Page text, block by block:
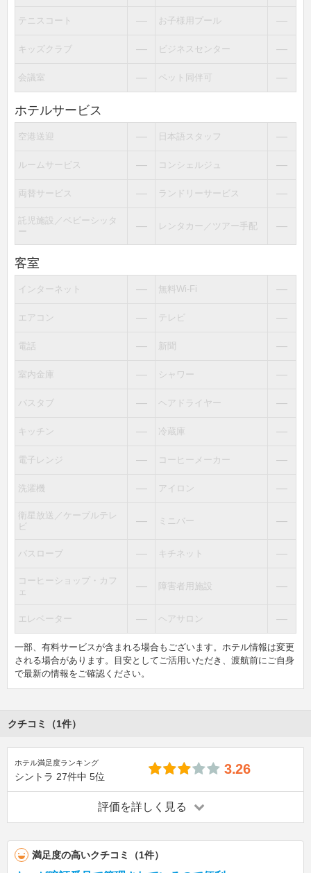
テニスコート ― お子様用プール ―
キッズクラブ ― ビジネスセンター ―
会議室 ― ペット同伴可 ―
ホテルサービス
空港送迎 ― 日本語スタッフ ―
ルームサービス ― コンシェルジュ ―
両替サービス ― ランドリーサービス ―
託児施設／ベビーシッタ
ー
― レンタカー／ツアー手配 ―
客室
インターネット ― 無料Wi-Fi ―
エアコン ― テレビ ―
電話 ― 新聞 ―
室内金庫 ― シャワー ―
バスタブ ― ヘアドライヤー ―
キッチン ― 冷蔵庫 ―
電子レンジ ― コーヒーメーカー ―
洗濯機 ― アイロン ―
衛星放送／ケーブルテレ
ビ
― ミニバー ―
バスローブ ― キチネット ―
コーヒーショップ・カフ
ェ
― 障害者用施設 ―
エレベーター ― ヘアサロン ―
一部、有料サービスが含まれる場合もございます。ホテル情報は変更
される場合があります。目安としてご活用いただき、渡航前にご自身
で最新の情報をご確認ください。
クチコミ（1件）
ホテル満足度ランキング
シントラ 27件中 5位 3.26
評価を詳しく見る
満足度の高いクチコミ（1件）